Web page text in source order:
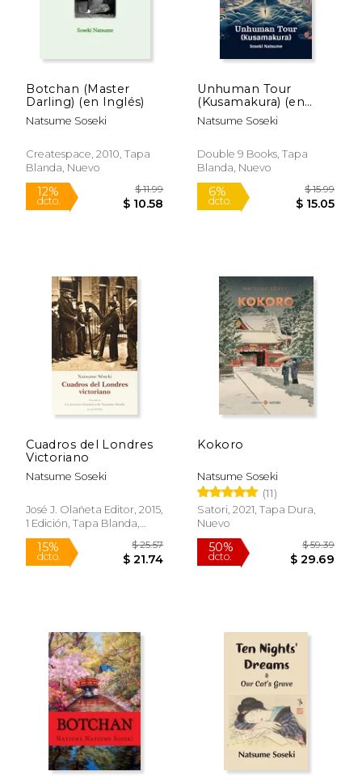
16%
dcto. $ 12.61
Rápido
15%
dcto. $
Rápido
Botchan (Master
Darling) (en Inglés)
Natsume Soseki
Createspace, 2010, Tapa
Blanda, Nuevo
Unhuman Tour
(Kusamakura) (en
Inglés)
Natsume Soseki
Double 9 Books, Tapa
Blanda, Nuevo
Cuadros del Londres
Victoriano
Natsume Soseki
José J. Olañeta Editor, 2015,
1 Edición, Tapa Blanda,
Nuevo
Kokoro
Natsume Soseki
(11)
Satori, 2021, Tapa Dura,
Nuevo